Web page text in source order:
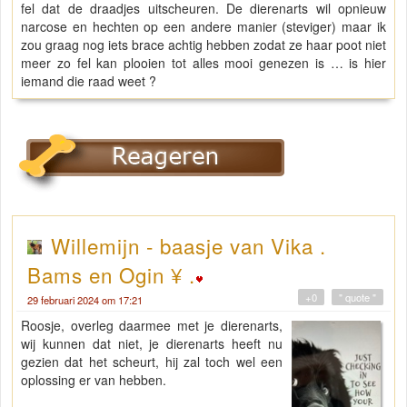
fel dat de draadjes uitscheuren. De dierenarts wil opnieuw
narcose en hechten op een andere manier (steviger) maar ik
zou graag nog iets brace achtig hebben zodat ze haar poot niet
meer zo fel kan plooien tot alles mooi genezen is … is hier
iemand die raad weet ?
Willemijn - baasje van Vika .
Bams en Ogin ¥ .
29 februari 2024 om 17:21 " quote "
+0
Roosje, overleg daarmee met je dierenarts,
wij kunnen dat niet, je dierenarts heeft nu
gezien dat het scheurt, hij zal toch wel een
oplossing er van hebben.